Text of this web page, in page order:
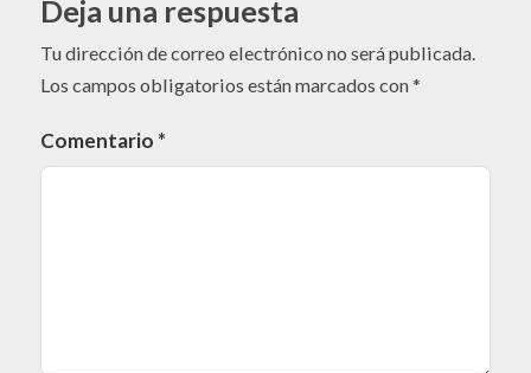
Deja una respuesta
Tu dirección de correo electrónico no será publicada.
Los campos obligatorios están marcados con*
Comentario *